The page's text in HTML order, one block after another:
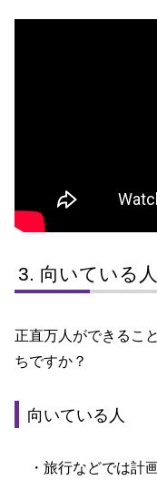
向いている
正直万人ができるこ
ちですか？
向いている人
・旅行などでは計